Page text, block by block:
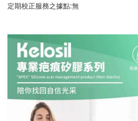
定期校正服務之據點:無